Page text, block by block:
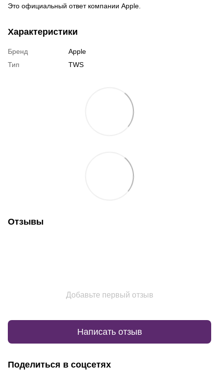
Это официальный ответ компании Apple.
Характеристики
Бренд
Apple
Тип
TWS
Отзывы
Добавьте первый отзыв
Написать отзыв
Поделиться в соцсетях